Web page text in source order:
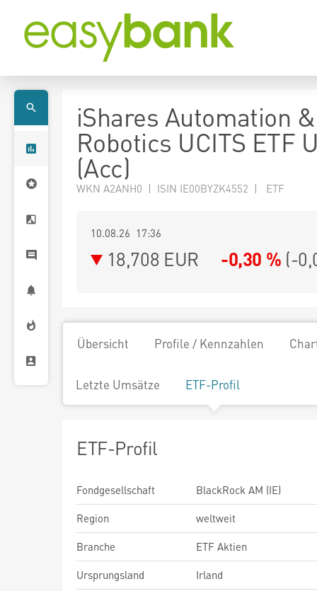
iShares Automation &
Robotics UCITS ETF
(Acc)
WKN A2ANH0 | ISIN IE00BYZK4552 | ETF
10.08.26 17:36
18,708 EUR -0,30 % (-
Übersicht Profile / Kennzahlen
Letzte Umsätze ETF-Profil
ETF-Profil
Fondgesellschaft
BlackRock AM (IE)
Region
weltweit
Branche
ETF Aktien
Ursprungsland
Irland